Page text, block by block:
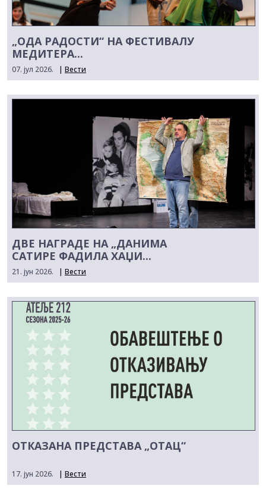
„ОДА РАДОСТИ“ НА ФЕСТИВАЛУ
МЕДИТЕРА...
07. јул 2026. | Вести
ДВЕ НАГРАДЕ НА „ДАНИМА
САТИРЕ ФАДИЛА ХАЏИ...
21. јун 2026. | Вести
ОТКАЗАНА ПРЕДСТАВА „ОТАЦ“
17. јун 2026. | Вести